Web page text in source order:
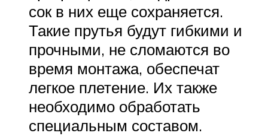
сок в них еще сохраняется.
Такие прутья будут гибкими и
прочными, не сломаются во
время монтажа, обеспечат
легкое плетение. Их также
необходимо обработать
специальным составом.